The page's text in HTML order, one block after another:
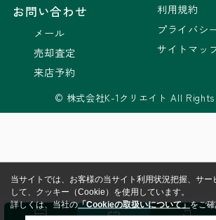
お問い合わせ
メール
売却査定
来店予約
利用規約
プライバシ
サイトマッ
© 株式会社K-1クリエイト All Rights
当サイトでは、お客様の当サイト利用状況把握、サー
して、クッキー（Cookie）を使用しています。
詳しくは、当社の「Cookieの取扱いについて」をご